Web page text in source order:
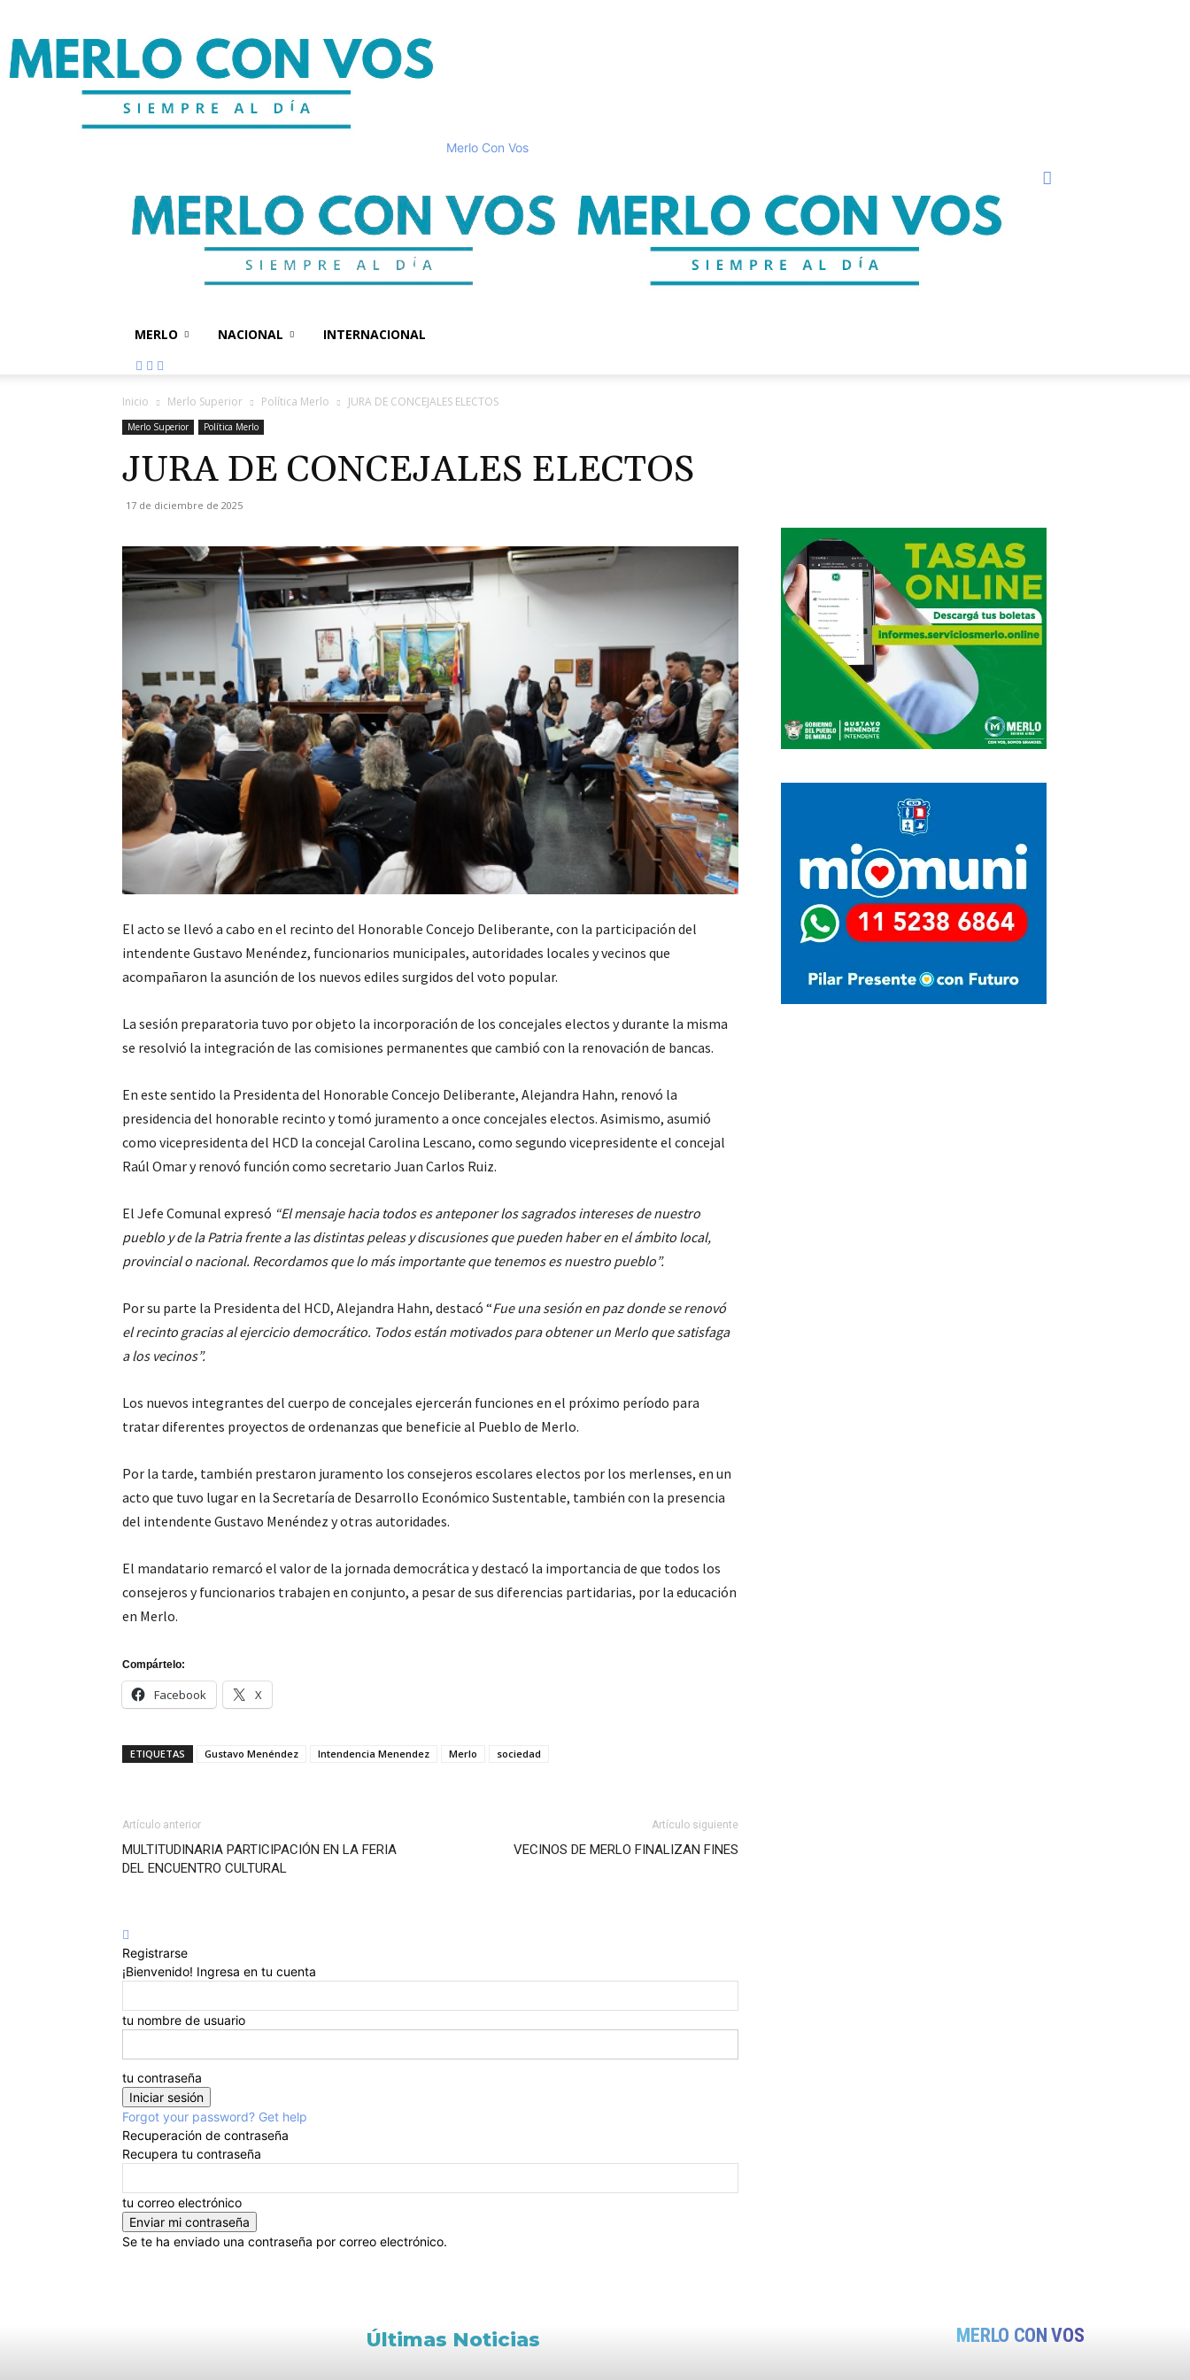
Merlo Con Vos
MERLO NACIONAL INTERNACIONAL
Inicio Merlo Superior Política Merlo JURA DE CONCEJALES ELECTOS
Merlo Superior Política Merlo
JURA DE CONCEJALES ELECTOS
17 de diciembre de 2025
El acto se llevó a cabo en el recinto del Honorable Concejo Deliberante, con la participación del
intendente Gustavo Menéndez, funcionarios municipales, autoridades locales y vecinos que
acompañaron la asunción de los nuevos ediles surgidos del voto popular.
La sesión preparatoria tuvo por objeto la incorporación de los concejales electos y durante la misma
se resolvió la integración de las comisiones permanentes que cambió con la renovación de bancas.
En este sentido la Presidenta del Honorable Concejo Deliberante, Alejandra Hahn, renovó la
presidencia del honorable recinto y tomó juramento a once concejales electos. Asimismo, asumió
como vicepresidenta del HCD la concejal Carolina Lescano, como segundo vicepresidente el concejal
Raúl Omar y renovó función como secretario Juan Carlos Ruiz.
El Jefe Comunal expresó “El mensaje hacia todos es anteponer los sagrados intereses de nuestro
pueblo y de la Patria frente a las distintas peleas y discusiones que pueden haber en el ámbito local,
provincial o nacional. Recordamos que lo más importante que tenemos es nuestro pueblo”.
Por su parte la Presidenta del HCD, Alejandra Hahn, destacó “Fue una sesión en paz donde se renovó
el recinto gracias al ejercicio democrático. Todos están motivados para obtener un Merlo que satisfaga
a los vecinos”.
Los nuevos integrantes del cuerpo de concejales ejercerán funciones en el próximo período para
tratar diferentes proyectos de ordenanzas que beneficie al Pueblo de Merlo.
Por la tarde, también prestaron juramento los consejeros escolares electos por los merlenses, en un
acto que tuvo lugar en la Secretaría de Desarrollo Económico Sustentable, también con la presencia
del intendente Gustavo Menéndez y otras autoridades.
El mandatario remarcó el valor de la jornada democrática y destacó la importancia de que todos los
consejeros y funcionarios trabajen en conjunto, a pesar de sus diferencias partidarias, por la educación
en Merlo.
Compártelo:
Facebook X
ETIQUETAS Gustavo Menéndez Intendencia Menendez Merlo sociedad
Artículo anterior
MULTITUDINARIA PARTICIPACIÓN EN LA FERIA
DEL ENCUENTRO CULTURAL
Artículo siguiente
VECINOS DE MERLO FINALIZAN FINES
Registrarse
¡Bienvenido! Ingresa en tu cuenta
tu nombre de usuario
tu contraseña
Forgot your password? Get help
Recuperación de contraseña
Recupera tu contraseña
tu correo electrónico
Se te ha enviado una contraseña por correo electrónico.
Últimas Noticias MERLO CON VOS